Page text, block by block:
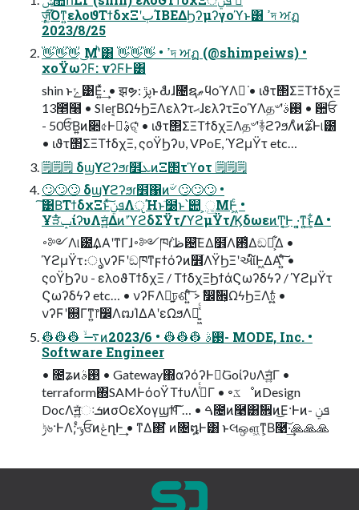
ٕज़͚ͩ͡Όͳ͍ελοϑΤϯδχΞʹٻΊΒΕΔϦʔμʔγοϓͱ͸ ߴদ ਅฏ
2023/8/25
👋👋👋 ͜Μʹͪ͸ 👋👋👋 • ߴদ ਅฏ (@shimpeiws) •
χοΫωʔϜ: νʔϜͰ͸
shin ͱݺ͹Ε͍ͯ·͢ • झຯ: ࢠڙͱެԂɺ೔ຊޠϥοϓΛฉ͘ • ιϑτ΢ΣΞΤϯδχΞ
13೥໨ • SIer͔ΒΩϟϦΞΛελʔτޙɺελʔτΞοϓΛத৺ʹ࢓ࣄ • ਺ਓ
- 50ਓ͘Β͍ͷ૊৫Ͱಇ͘ࣄ͕ଟ͔ͬͨ • ιϑτ΢ΣΞΤϯδχΞΛத৺ʹؔ࿈ϩʔϧΛͦͷ࣌ʑͰ୲౰
• ιϑτ΢ΣΞΤϯδχΞ, ςοΫϦʔυ, VPoE, ϓϩμΫτ etc…
🗒🗒🗒 δϣϒϩʔϧɾ໾ׂܥͷΞ΢τϓοτ 🗒🗒🗒
🙄🙄🙄 δϣϒϩʔϧɾ໾ׂ΁ͷؔ৺ 🙄🙄🙄 •
͠͹Β͘ΤϯδχΞͱͯ͠ܦݧΛੵΉͱٙ໰ͱ՝୊ ͕ු͔ΜͰ͖ͨ •
Ұੜݒ໋ίʔυΛॻ͍͍ͯΔͷʹϓϩδΣΫτ/ϓϩμΫτ/ϏδωεͷͲ͔͜Ͱ ͏·͍͔͘ͳ͍͜ͱ͕͋Δ •
࠾༻Λ୲౰͢ΔΑ͏ʹͳΓɺ࠾༻ཁ݅ɾظ଴͞ΕΔ໾ׂΛ఻͑Δඞཁ͕͋Δ •
ϓϩμΫτ։ൃνʔϜʹඞཁͳϝϯόʔͷ໾ׂΛΫϦΞʹઆ໌Ͱ͖ΔΑ͏ʹ͍ͨ͠ •
ςοΫϦʔυ - ελοϑΤϯδχΞ / ΤϯδχΞϦϯάϚωʔδϟʔ / ϓϩμΫτ
Ϛωʔδϟʔ etc… • νʔϜΛྑ͍ঢ়ଶʹ͍ͨ͠ > ࣗ෼ࣗ਎͕ΩϟϦΞΛঢ͍͖͍ͬͯͨ •
νʔϜʹ଍Γͳ͍෦෼ΛຒΊΔΑ͏ʹεΩϧΛຏ͍͖ͯͨ
👷👷👷 ࠷ۙͷ࢓ࣄ 👷👷👷 • 2023/6- MODE, Inc. •
Software Engineer
• ೔ʑͷ࢓ࣄ • Gateway΍αʔόʔͰಈ͘GoίʔυΛॻ͍ͨΓ •
terraform΍SAMͰόοΫΤϯυΛ࡞ͬͨΓ • ৽ػೳͷDesign
DocΛॻ͍ͯઃܭͷσΟεΧογϣϯͨ͠Γ… • ࠓ೔ͷ࿩͸ࣗ਎ͷ͜Ε·Ͱͷܦݧ -
ݱ৬·ͰΛ;·͑ͨݸਓͷݟղͰ͢ • ͳΔ΂͘ ̋̋ͷ৔໘Ͱ͸ ͱલஔ͖ͳ͕Β࿩͠·͢🙏🙏🙏